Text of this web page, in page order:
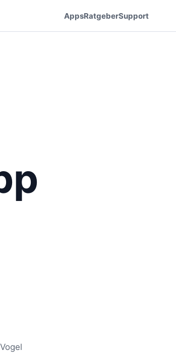
AppsRatgeberSupport